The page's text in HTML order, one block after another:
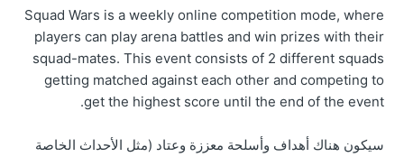
Squad Wars is a weekly online competition mode, where
players can play arena battles and win prizes with their
squad-mates. This event consists of 2 different squads
getting matched against each other and competing to
get the highest score until the end of the event.
سيكون هناك أهداف وأسلحة معززة وعتاد (مثل الأحداث الخاصة